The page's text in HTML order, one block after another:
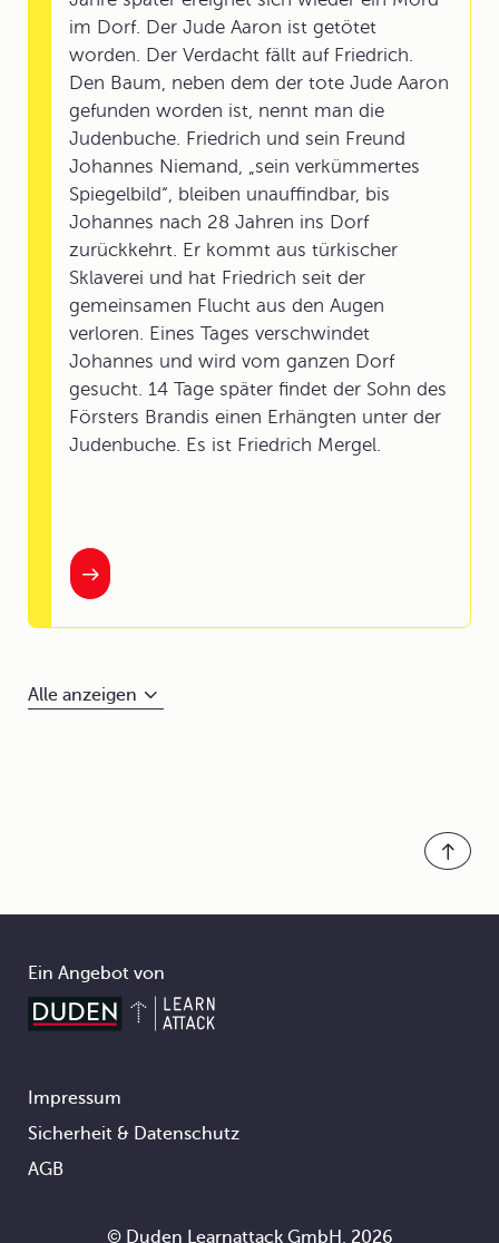
im Dorf. Der Jude Aaron ist getötet
worden. Der Verdacht fällt auf Friedrich.
Den Baum, neben dem der tote Jude Aaron
gefunden worden ist, nennt man die
Judenbuche. Friedrich und sein Freund
Johannes Niemand, „sein verkümmertes
Spiegelbild“, bleiben unauffindbar, bis
Johannes nach 28 Jahren ins Dorf
zurückkehrt. Er kommt aus türkischer
Sklaverei und hat Friedrich seit der
gemeinsamen Flucht aus den Augen
verloren. Eines Tages verschwindet
Johannes und wird vom ganzen Dorf
gesucht. 14 Tage später findet der Sohn des
Försters Brandis einen Erhängten unter der
Judenbuche. Es ist Friedrich Mergel.
Alle anzeigen
Ein Angebot von
Footer
Impressum
Sicherheit & Datenschutz
AGB
© Duden Learnattack GmbH, 2026